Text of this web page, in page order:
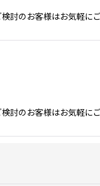
討のお客様はお気軽に
討のお客様はお気軽に